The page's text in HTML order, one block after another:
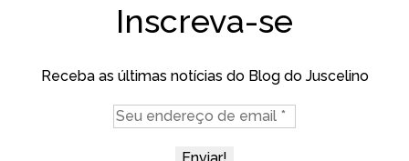
Inscreva-se
Receba as últimas notícias do Blog do Juscelino